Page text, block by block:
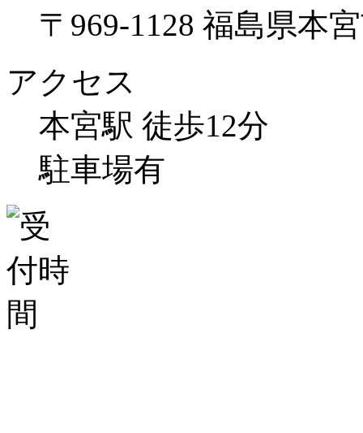
〒969-1128 福島県本
アクセス
本宮駅 徒歩12分
駐車場有